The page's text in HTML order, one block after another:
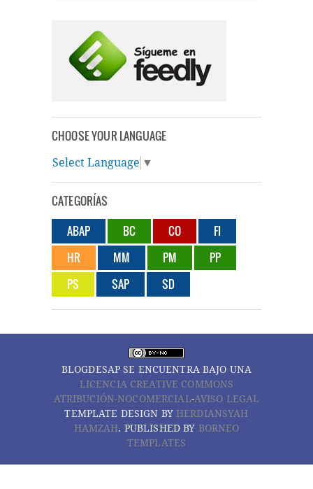
CHOOSE YOUR LANGUAGE
Select Language ▼
CATEGORÍAS
ABAP
BC CO
FI
HR
MM PM
PP
PS
SAP SD
BLOGDESAP SE ENCUENTRA BAJO UNA
LICENCIA CREATIVE COMMONS
ATRIBUCIÓN-NOCOMERCIAL-AVISO LEGAL
TEMPLATE DESIGN BY HERDIANSYAH
HAMZAH. PUBLISHED BY BORNEO
TEMPLATES